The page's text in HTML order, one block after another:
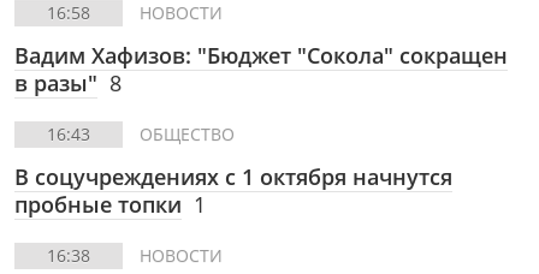
16:58 НОВОСТИ
Вадим Хафизов: "Бюджет "Сокола" сокращен
в разы" 8
16:43 ОБЩЕСТВО
В соцучреждениях с 1 октября начнутся
пробные топки 1
16:38 НОВОСТИ